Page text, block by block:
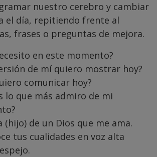
nuestro cerebro y cambiar
el día, repitiendo frente al
frases o preguntas de mejora.
en este momento?
de mí quiero mostrar hoy?
comunicar hoy?
lo que más admiro de mi
(hijo) de un Dios que me ama.
tus cualidades en voz alta